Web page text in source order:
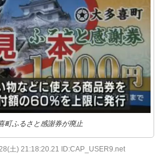
町ふるさと感謝券が廃止
土) 21:18:20.21 ID:CAP_USER9.net